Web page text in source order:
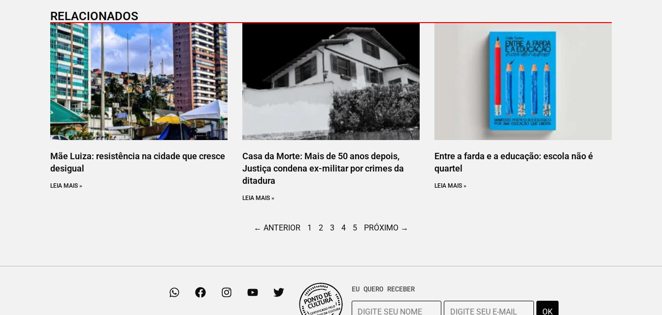
RELACIONADOS
Mãe Luiza: resistência na cidade que cresce
desigual
LEIA MAIS »
Casa da Morte: Mais de 50 anos depois,
Justiça condena ex-militar por crimes da
ditadura
LEIA MAIS »
Entre a farda e a educação: escola não é
quartel
LEIA MAIS »
← ANTERIOR 1 2 3 4 5 PRÓXIMO →
EU QUERO RECEBER